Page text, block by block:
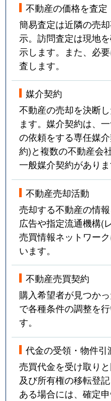
不動産の価格を査定
簡易査定は近隣の売
示。訪問査定は現地
示します。また、必
査します。
媒介契約
不動産の売却を決断
ます。媒介契約は、
の依頼をする専任媒
約)と複数の不動産会
一般媒介契約がありま
不動産売却活動
売却する不動産の情
広告や指定流通機構(
売買情報ネットワー
います。
不動産売買契約
購入希望者が見つか
で各種条件の調整を
す。
代金の受領・物件引
売買代金を受け取り
及び所有権の移転登
ある場合には、確定